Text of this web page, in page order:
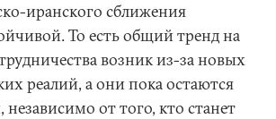
иранского сближения
То есть общий тренд на
возник из-за новых
реалий, а они пока остаются
от того, кто станет